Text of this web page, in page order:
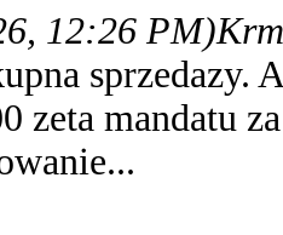
12:26 PM)
sprzedazy.
zeta mandatu